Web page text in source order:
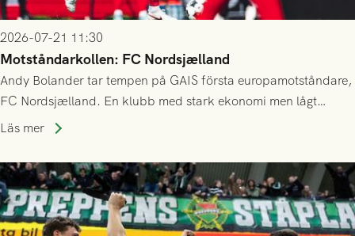
2026-07-21 11:30
Motståndarkollen: FC Nordsjælland
Andy Bolander tar tempen på GAIS första europamotståndare,
FC Nordsjælland. En klubb med stark ekonomi men lågt
publiksnitt, ett lag med både kollektiv styrka och individuell
Läs mer